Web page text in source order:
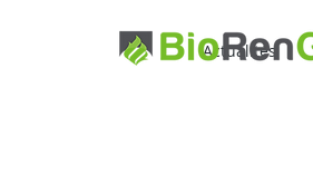
Actualités